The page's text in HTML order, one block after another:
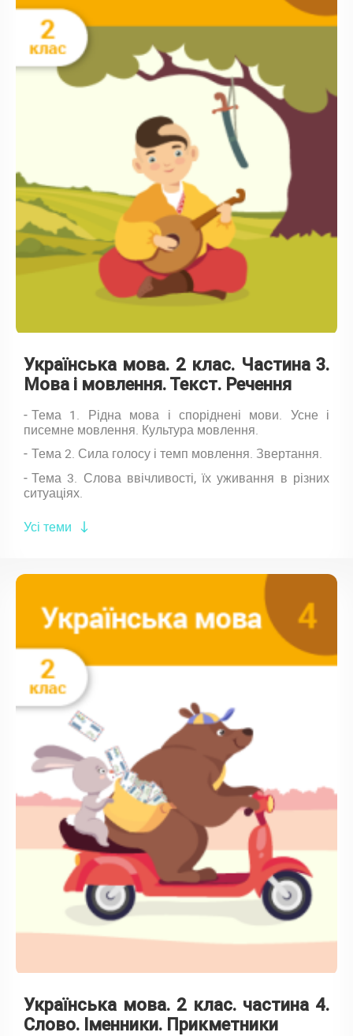
Українська мова. 2 клас. Частина 3.
Мова і мовлення. Текст. Речення
Тема 1. Рідна мова і споріднені мови. Усне і
писемне мовлення. Культура мовлення.
Тема 2. Сила голосу і темп мовлення. Звертання.
Тема 3. Слова ввічливості, їх уживання в різних
ситуаціях.
Усі теми
Українська мова. 2 клас. частина 4.
Слово. Іменники. Прикметники